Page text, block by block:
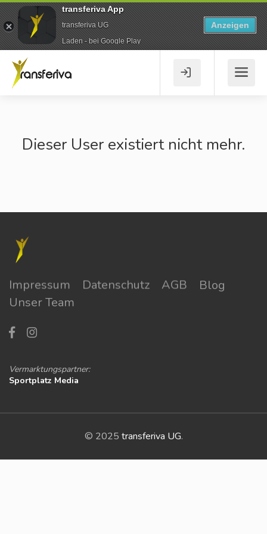
Dieser User existiert nicht mehr.
Impressum Datenschutz AGB
Blog
Unser Team
Vermarktungspartner:
Sportplatz Media
© 2025 transferiva UG.
transferiva App
transferiva UG
Laden - bei Google Play
Anzeigen